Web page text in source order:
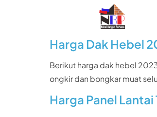
Harga Dak Hebel
Berikut harga dak hebel
ongkir dan bongkar muat
Harga Panel